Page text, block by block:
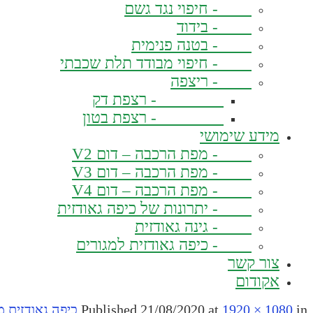
- חיפוי נגד גשם
- בידוד
- בטנה פנימית
- חיפוי מבודד תלת שכבתי
- ריצפה
- רצפת דק
- רצפת בטון
מידע שימושי
- מפת הרכבה – דום V2
- מפת הרכבה – דום V3
- מפת הרכבה – דום V4
- יתרונות של כיפה גאודזית
- גינה גאודזית
- כיפה גאודזית למגורים
צור קשר
אקודום
Published 21/08/2020 at 1920 × 1080 in כיפה גאודזית